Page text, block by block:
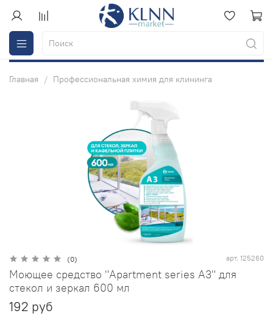
Главная Профессиональная химия для клининга
(0) арт. 125260
Моющее средство "Apartment series А3" для
стекол и зеркал 600 мл
192 руб